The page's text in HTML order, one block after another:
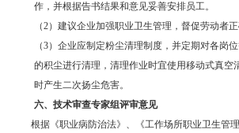
作，并根据告书结果和意见妥善安排员工。
（2）建议企业加强职业卫生管理，督促劳动者
（3）企业应制定粉尘清理制度，并定期对各岗
的积尘进行清理，清理作业时宜使用移动式真空
时产生二次扬尘危害。
六、 技术审查专家组评审意见
根据《职业病防治法》、《工作场所职业卫生管